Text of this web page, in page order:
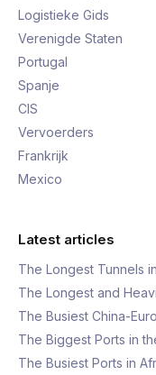
Logistieke Gids
Verenigde Staten
Portugal
Spanje
CIS
Vervoerders
Frankrijk
Mexico
Latest articles
The Longest Tunnels
The Longest and
The Busiest China-
The Biggest Ports in
The Busiest Ports in